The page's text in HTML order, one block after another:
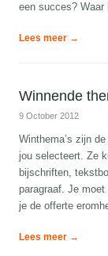
een succes?
Lees meer →
Winnende
9 October 2012
Winthema’s zijn
jou selecteert. Ze
bijschriften,
paragraaf. Je
je de offerte
Lees meer →